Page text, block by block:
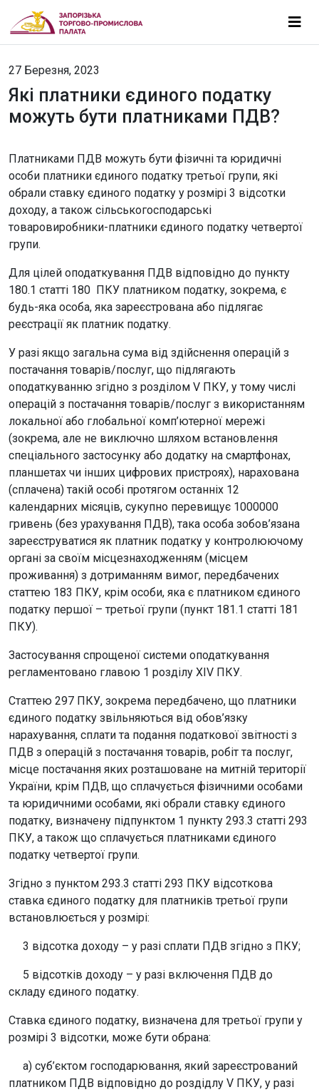
27 Березня, 2023
Які платники єдиного податку
можуть бути платниками ПДВ?
Платниками ПДВ можуть бути фізичні та юридичні
особи платники єдиного податку третьої групи, які
обрали ставку єдиного податку у розмірі 3 відсотки
доходу, а також сільськогосподарські
товаровиробники-платники єдиного податку четвертої
групи.
Для цілей оподаткування ПДВ відповідно до пункту
180.1 статті 180 ПКУ платником податку, зокрема, є
будь-яка особа, яка зареєстрована або підлягає
реєстрації як платник податку.
У разі якщо загальна сума від здійснення операцій з
постачання товарів/послуг, що підлягають
оподаткуванню згідно з розділом V ПКУ, у тому числі
операцій з постачання товарів/послуг з використанням
локальної або глобальної комп’ютерної мережі
(зокрема, але не виключно шляхом встановлення
спеціального застосунку або додатку на смартфонах,
планшетах чи інших цифрових пристроях), нарахована
(сплачена) такій особі протягом останніх 12
календарних місяців, сукупно перевищує 1000000
гривень (без урахування ПДВ), така особа зобов’язана
зареєструватися як платник податку у контролюючому
органі за своїм місцезнаходженням (місцем
проживання) з дотриманням вимог, передбачених
статтею 183 ПКУ, крім особи, яка є платником єдиного
податку першої – третьої групи (пункт 181.1 статті 181
ПКУ).
Застосування спрощеної системи оподаткування
регламентовано главою 1 розділу XIV ПКУ.
Статтею 297 ПКУ, зокрема передбачено, що платники
єдиного податку звільняються від обов’язку
нарахування, сплати та подання податкової звітності з
ПДВ з операцій з постачання товарів, робіт та послуг,
місце постачання яких розташоване на митній території
України, крім ПДВ, що сплачується фізичними особами
та юридичними особами, які обрали ставку єдиного
податку, визначену підпунктом 1 пункту 293.3 статті 293
ПКУ, а також що сплачується платниками єдиного
податку четвертої групи.
Згідно з пунктом 293.3 статті 293 ПКУ відсоткова
ставка єдиного податку для платників третьої групи
встановлюється у розмірі:
3 відсотка доходу – у разі сплати ПДВ згідно з ПКУ;
5 відсотків доходу – у разі включення ПДВ до
складу єдиного податку.
Ставка єдиного податку, визначена для третьої групи у
розмірі 3 відсотки, може бути обрана:
а) суб’єктом господарювання, який зареєстрований
платником ПДВ відповідно до роздідлу V ПКУ, у разі